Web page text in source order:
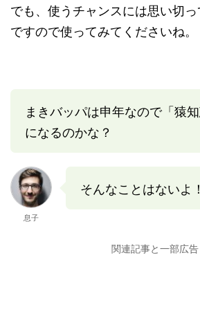
でも、使うチャンスには思い切
ですので使ってみてくださいね。
まきバッパは申年なので「猿知
になるのかな？
息子
そんなことはないよ！
関連記事と一部広告